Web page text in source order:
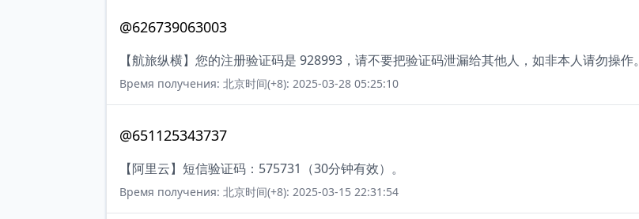
@626739063003
【航旅纵横】您的注册验证码是 928993，请不要把验证码泄漏给其他人，如非本人请勿操作。
Время получения: 北京时间(+8): 2025-03-28 05:25:10
@651125343737
【阿里云】短信验证码：575731（30分钟有效）。
Время получения: 北京时间(+8): 2025-03-15 22:31:54